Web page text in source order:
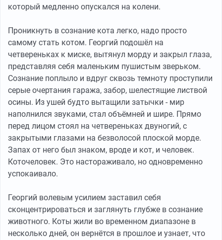
который медленно опускался на колени.
Проникнуть в сознание кота легко, надо просто
самому стать котом. Георгий подошёл на
четвереньках к миске, вытянул морду и закрыл глаза,
представляя себя маленьким пушистым зверьком.
Сознание поплыло и вдруг сквозь темноту проступили
серые очертания гаража, забор, шелестящие листвой
осины. Из ушей будто вытащили затычки - мир
наполнился звуками, стал объёмней и шире. Прямо
перед лицом стоял на четвереньках двуногий, с
закрытыми глазами на безволосой плоской морде.
Запах от него был знаком, вроде и кот, и человек.
Коточеловек. Это настораживало, но одновременно
успокаивало.
Георгий волевым усилием заставил себя
сконцентрироваться и заглянуть глубже в сознание
животного. Коты жили во временном диапазоне в
несколько дней, он вернётся в прошлое и узнает, что